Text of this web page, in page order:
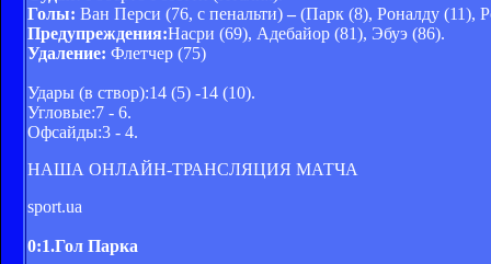
Голы: Ван Перси (76, с пенальти) – (Парк (8), Роналду (11),
Предупреждения:Насри (69), Адебайор (81), Эбуэ (86).
Удаление: Флетчер (75)
Удары (в створ):14 (5) -14 (10).
Угловые:7 - 6.
Офсайды:3 - 4.
НАША ОНЛАЙН-ТРАНСЛЯЦИЯ МАТЧА
sport.ua
0:1.Гол Парка